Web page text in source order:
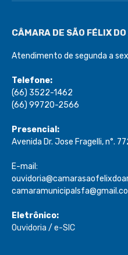
CÂMARA DE SÃO FÉLIX
Atendimento de segunda a
Telefone:
(66) 3522-1462
(66) 99720-2566
Presencial:
Avenida Dr. Jose Fragelli, n°.
E-mail:
Eletrônico:
Ouvidoria / e-SIC